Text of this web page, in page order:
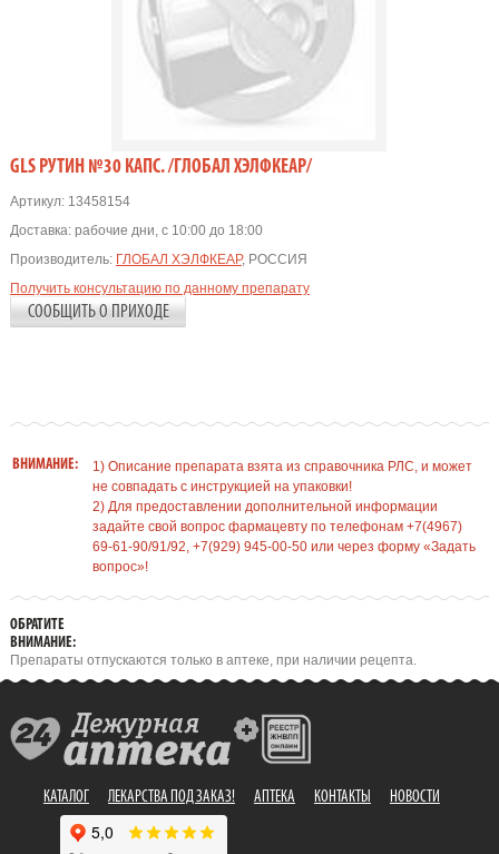
GLS РУТИН №30 КАПС. /ГЛОБАЛ ХЭЛФКЕАР/
Артикул:13458154
Доставка: рабочие дни, с 10:00 до 18:00
Производитель: ГЛОБАЛ ХЭЛФКЕАР, РОССИЯ
Получить консультацию по данному препарату
СООБЩИТЬ О ПРИХОДЕ
ВНИМАНИЕ:
1) Описание препарата взята из справочника РЛС, и может
не совпадать с инструкцией на упаковки!
2) Для предоставлении дополнительной информации
задайте свой вопрос фармацевту по телефонам +7(4967)
69-61-90/91/92, +7(929) 945-00-50 или через форму «Задать
вопрос»!
ОБРАТИТЕ
ВНИМАНИЕ:
Препараты отпускаются только в аптеке, при наличии рецепта.
КАТАЛОГ ЛЕКАРСТВА ПОД ЗАКАЗ! АПТЕКА КОНТАКТЫ НОВОСТИ